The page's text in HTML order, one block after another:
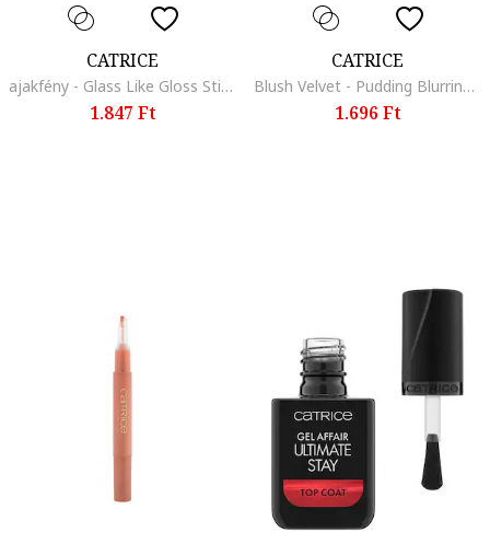
CATRICE
ajakfény - Glass Like Gloss Stick 3 g., Crush Me Softly
1.847 Ft
CATRICE
Blush Velvet - Pudding Blurring Blush5 g, 050
1.696 Ft